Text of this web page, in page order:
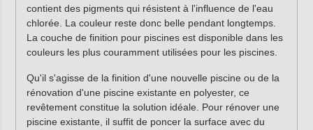
contient des pigments qui résistent à l'influence de l'eau
chlorée. La couleur reste donc belle pendant longtemps.
La couche de finition pour piscines est disponible dans les
couleurs les plus couramment utilisées pour les piscines.
Qu'il s'agisse de la finition d'une nouvelle piscine ou de la
rénovation d'une piscine existante en polyester, ce
revêtement constitue la solution idéale. Pour rénover une
piscine existante, il suffit de poncer la surface avec du